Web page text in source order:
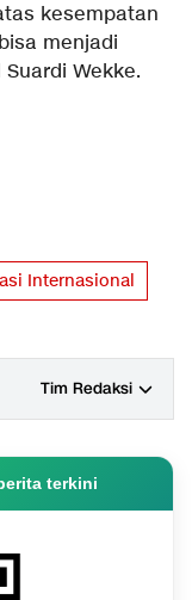
kesempatan
menjadi
Wekke.
Internasional
Tim Redaksi
terkini